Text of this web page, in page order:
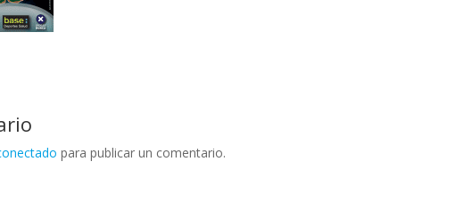
para publicar un comentario.